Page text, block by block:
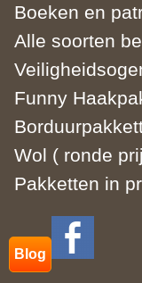
Boeken en
Alle soorten
Funny
Wol ( ronde
Pakketten in
Blog